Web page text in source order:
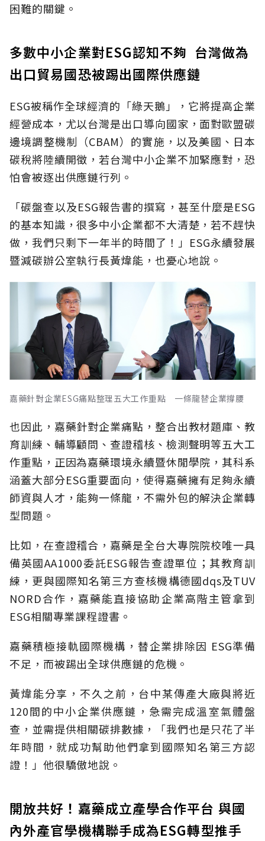
困難的關鍵。
多數中小企業對ESG認知不夠 台灣做為
出口貿易國恐被踢出國際供應鏈
ESG被稱作全球經濟的「綠天鵝」，它將提高企業
經營成本，尤以台灣是出口導向國家，面對歐盟碳
邊境調整機制（CBAM）的實施，以及美國、日本
碳稅將陸續開徵，若台灣中小企業不加緊應對，恐
怕會被逐出供應鏈行列。
「碳盤查以及ESG報告書的撰寫，甚至什麼是ESG
的基本知識，很多中小企業都不大清楚，若不趕快
做，我們只剩下一年半的時間了！」ESG永續發展
暨減碳辦公室執行長黃煒能，也憂心地說。
嘉藥針對企業ESG痛點整理五大工作重點 一條龍替企業撐腰
也因此，嘉藥針對企業痛點，整合出教材題庫、教
育訓練、輔導顧問、查證稽核、檢測聲明等五大工
作重點，正因為嘉藥環境永續暨休閒學院，其科系
涵蓋大部分ESG重要面向，使得嘉藥擁有足夠永續
師資與人才，能夠一條龍，不需外包的解決企業轉
型問題。
比如，在查證稽合，嘉藥是全台大專院院校唯一具
備英國AA1000委託ESG報告查證單位；其教育訓
練，更與國際知名第三方查核機構德國dqs及TUV
NORD合作，嘉藥能直接協助企業高階主管拿到
ESG相關專業課程證書。
嘉藥積極接軌國際機構，替企業排除因 ESG準備
不足，而被踢出全球供應鏈的危機。
黃煒能分享，不久之前， 台中某傳產大廠與將近
120間的中小企業供應鏈，急需完成溫室氣體盤
查，並需提供相關碳排數據 ，「我們也是只花了半
年時間，就成功幫助他們拿到國際知名第三方認
證！」他很驕傲地說。
開放共好！嘉藥成立產學合作平台 與國
內外產官學機構聯手成為ESG轉型推手